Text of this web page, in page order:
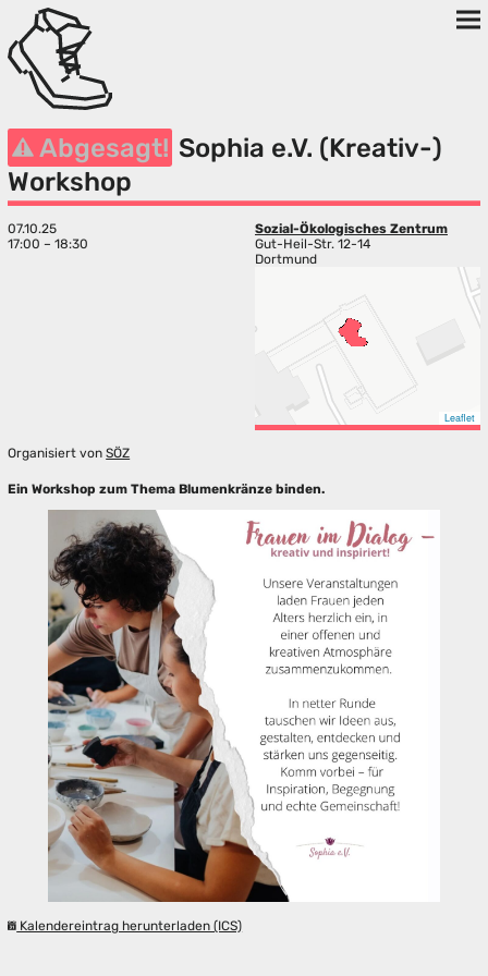
Abgesagt! Sophia e.V. (Kreativ-)
Workshop
07.10.25
17:00 – 18:30
Sozial-Ökologisches Zentrum
Gut-Heil-Str. 12-14
Dortmund
Leaflet
Organisiert vonSÖZ
Ein Workshop zum Thema Blumenkränze binden.
Kalendereintrag herunterladen (ICS)